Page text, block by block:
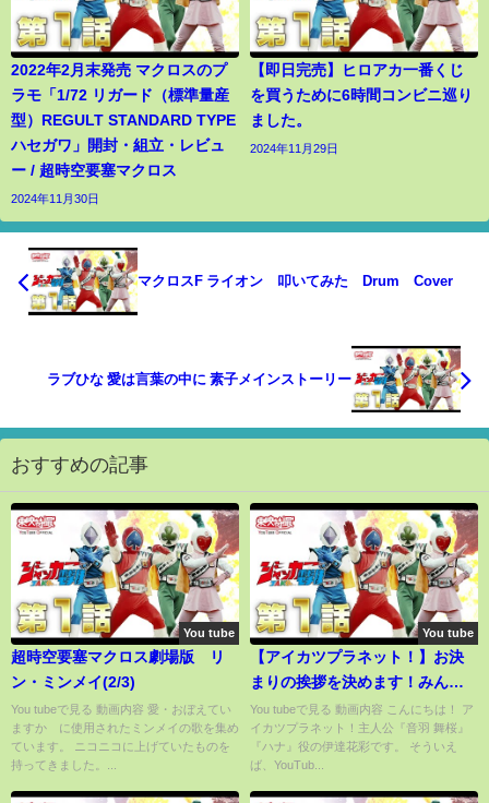
2022年2月末発売 マクロスのプ
ラモ「1/72 リガード（標準量産
型）REGULT STANDARD TYPE
ハセガワ」開封・組立・レビュ
ー / 超時空要塞マクロス
2024年11月30日
【即日完売】ヒロアカ一番くじ
を買うために6時間コンビニ巡り
ました。
2024年11月29日
マクロスF ライオン 叩いてみた Drum Cover
ラブひな 愛は言葉の中に 素子メインストーリー
おすすめの記事
You tube
超時空要塞マクロス劇場版 リ
ン・ミンメイ(2/3)
You tubeで見る 動画内容 愛・おぼえてい
ますか に使用されたミンメイの歌を集め
ています。 ニコニコに上げていたものを
持ってきました。...
You tube
【アイカツプラネット！】お決
まりの挨拶を決めます！みんな
真似してね！
You tubeで見る 動画内容 こんにちは！ ア
イカツプラネット！主人公『音羽 舞桜』
『ハナ』役の伊達花彩です。 そういえ
ば、YouTub...